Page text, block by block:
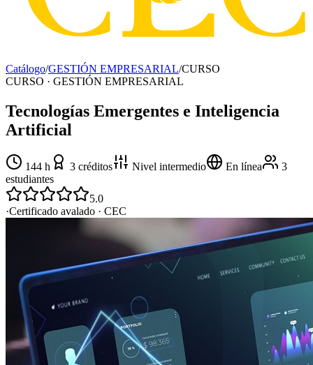
Catálogo/GESTIÓN EMPRESARIAL/CURSO
CURSO · GESTIÓN EMPRESARIAL
Tecnologías Emergentes e Inteligencia
Artificial
144 h 3 créditos Nivel intermedio En línea
3
estudiantes
5.0
·Certificado avalado · CEC